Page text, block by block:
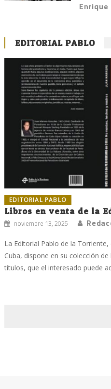
Enrique
EDITORIAL PABLO
EDITORIAL PABLO
Libros en venta de la
noviembre 13, 2025
La Editorial Pablo de la
Cuba, dispone en su colección
títulos, que el interesado puede